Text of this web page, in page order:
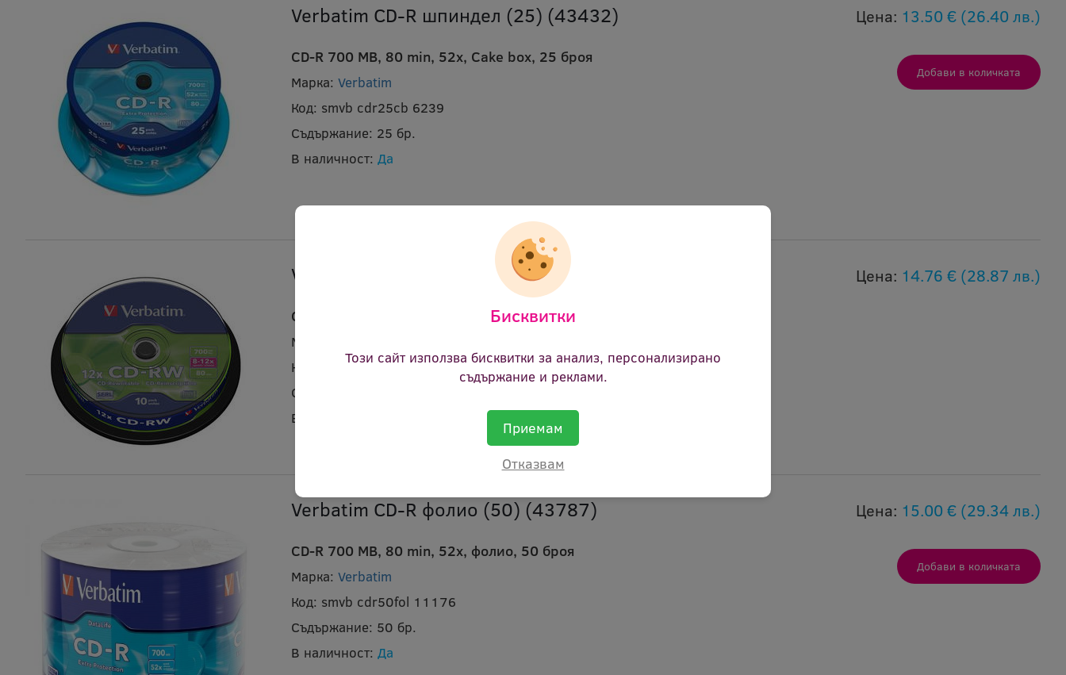
Verbatim CD-R шпиндел (25) (43432)
CD-R 700 MB, 80 min, 52x, Cake box, 25 броя
Марка: Verbatim
Код: smvb cdr25cb 6239
Съдържание: 25 бр.
В наличност: Да
Цена: 13.50 € (26.40 лв.)
Verbatim CD-RW шпиндел 10 бр. (43480)
CD-RW 700 MB, 80 min, x12, Cake box, 10 броя
Марка:
Код:
smvb cdrw10cb 6244
Съдържание:
В наличност:
Цена: 14.76 € (28.87 лв.)
Verbatim CD-R фолио (50) (43787)
CD-R 700 MB, 80 min, 52x, фолио, 50 броя
Марка: Verbatim
Код: smvb cdr50fol 11176
Съдържание: 50 бр.
В наличност: Да
Цена: 15.00 € (29.34 лв.)
Бисквитки
Този сайт използва бисквитки за анализ, персонализирано
съдържание и реклами.
Приемам
Отказвам